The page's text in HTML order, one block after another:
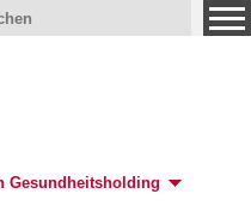
Gesundheitsholding